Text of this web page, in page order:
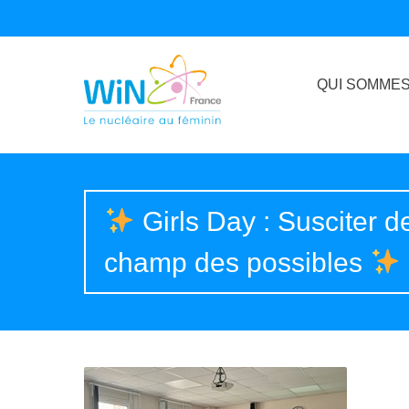
QUI
Girls Day : Susciter
champ des possibles